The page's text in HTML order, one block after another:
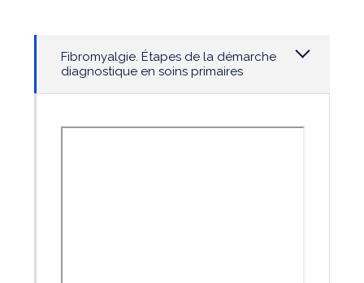
Fibromyalgie. Étapes de la démarche
diagnostique en soins primaires